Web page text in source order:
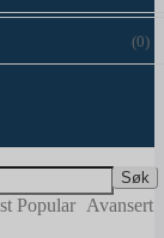
(0)
Søk
Popular Avansert